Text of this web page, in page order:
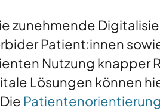
zunehmende
Patient:innen
Nutzung knapper
Lösungen können